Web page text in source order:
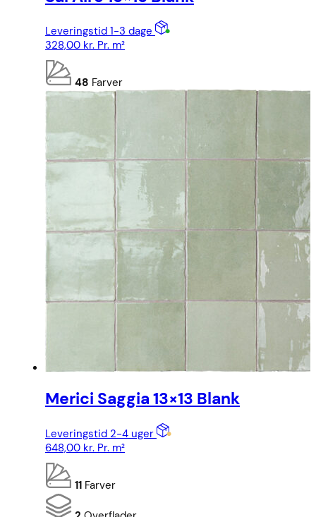
Leveringstid 1-3 dage
328,00 kr. Pr. m²
48 Farver
Merici Saggia 13×13 Blank
Leveringstid 2-4 uger
648,00 kr. Pr. m²
11 Farver